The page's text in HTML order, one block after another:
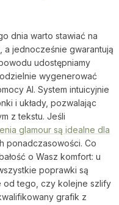
dnia warto stawiać na
jednocześnie gwarantują
udostępniamy
wygenerować
AI. System intuicyjnie
i układy, pozwalając
z tekstu. Jeśli
glamour są idealne dla
ponadczasowości. Co
o Wasz komfort: u
poprawki są
od tego, czy kolejne szlify
grafik z